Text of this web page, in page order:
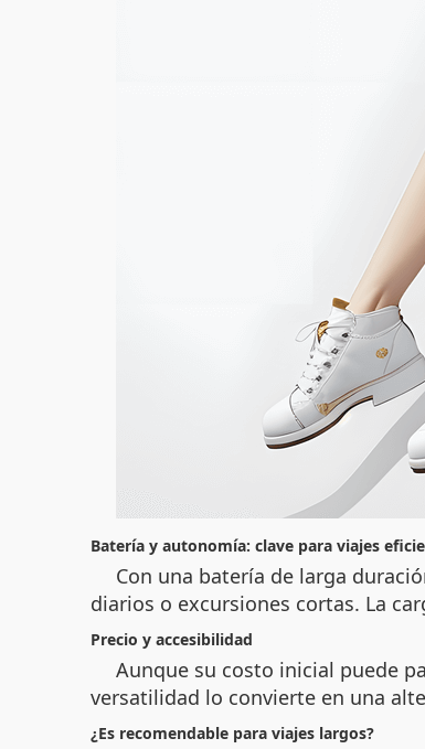
Batería y autonomía: clave para viajes
Con una batería de larga
diarios o excursiones cortas. La
Precio y accesibilidad
Aunque su costo inicial puede
versatilidad lo convierte en una
¿Es recomendable para viajes largos?